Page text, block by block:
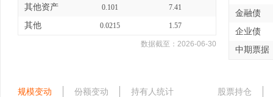
其他资产 0.101 7.41
其他 0.0215 1.57
数据截至： 2026-06-30
金融债
企业债
中期票据
规模变动 份额变动 持有人统计 股票持仓